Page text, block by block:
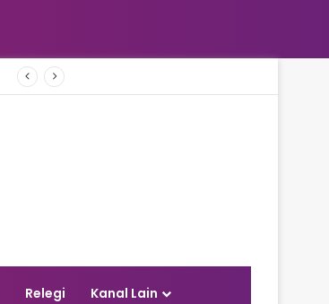
Relegi Kanal Lain